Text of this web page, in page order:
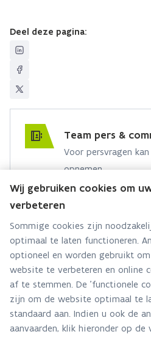
Deel deze pagina:
Team pers &
Voor persvragen
opnemen.
Hebt u een persvraag? Stel
Via contact formulier
Alle contactgegevens
Adres
Stationsstraat 110
2800 Mechelen
Route en bereikbaarheid
Wij gebruiken cookies om
verbeteren
Sommige cookies zijn
optimaal te laten functioneren.
optioneel en worden gebruikt
website te verbeteren en online
af te stemmen. De 'functionele
zijn om de website optimaal te
standaard aan. Indien u ook de
aanvaarden, klik hieronder op